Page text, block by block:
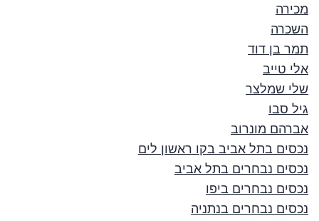
מכירה
השכרה
תמר בן דוד
אלי טייב
שלי שמלצר
גיל סבו
אברהם מונרוב
נכסים בתל אביב בקו ראשון לים
נכסים נבחרים בתל אביב
נכסים נבחרים ביפו
נכסים נבחרים בנתניה